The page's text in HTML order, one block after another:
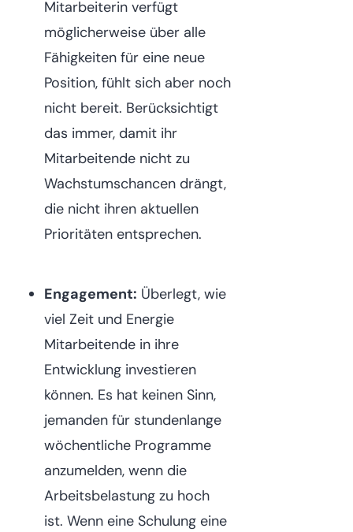
Mitarbeiterin verfügt
möglicherweise über alle
Fähigkeiten für eine neue
Position, fühlt sich aber noch
nicht bereit. Berücksichtigt
das immer, damit ihr
Mitarbeitende nicht zu
Wachstumschancen drängt,
die nicht ihren aktuellen
Prioritäten entsprechen.
Engagement: Überlegt, wie
viel Zeit und Energie
Mitarbeitende in ihre
Entwicklung investieren
können. Es hat keinen Sinn,
jemanden für stundenlange
wöchentliche Programme
anzumelden, wenn die
Arbeitsbelastung zu hoch
ist. Wenn eine Schulung eine